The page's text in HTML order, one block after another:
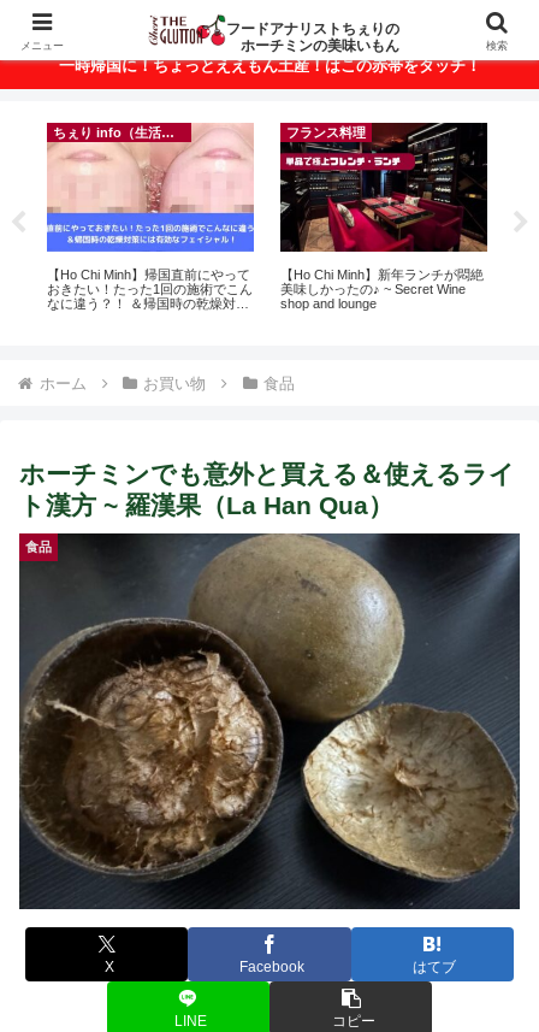
ベトナム・ホーチミンの美味いもんが満載！
一時帰国に！ちょっとええもん土産！はこの赤帯をタッチ！
ちぇり info（生活情報）
【Ho Chi Minh】帰国直前にやって
おきたい！たった1回の施術でこん
なに違う？！ ＆帰国時の乾燥対策
フランス料理
【Ho Chi Minh】新年ランチが悶絶
美味しかったの♪ ~ Secret Wine
shop and lounge
ホーム お買い物 食品
ホーチミンでも意外と買える＆使えるライ
ト漢方 ~ 羅漢果（La Han Qua）
食品
X Facebook はてブ
LINE コピー
メニュー
フードアナリストちぇりの
ホーチミンの美味いもん
検索